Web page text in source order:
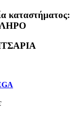
καταστήματος: